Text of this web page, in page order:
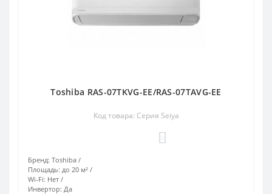
Toshiba RAS-07TKVG-EE/RAS-07TAVG-EE
Код товара: Серия Seiya
Бренд: Toshiba
Площадь: до 20 м²
Wi-Fi: Нет
Инвертор: Да